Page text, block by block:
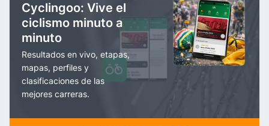
Cyclingoo: Vive el
ciclismo minuto a
minuto
Resultados en vivo, etapas,
mapas, perfiles y
clasificaciones de las
mejores carreras.